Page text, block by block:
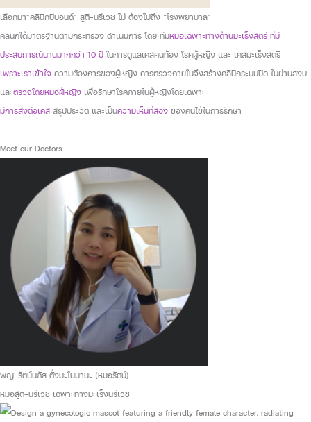
เลือกมา”คลินิกบีบอนด์” สูติ-นรีเวช ไม่ ต้องไปถึง “โรงพยาบาล”
คลินิกได้มาตรฐานตามกระทรวง ดำเนินการ โดย ทีมหมอเฉพาะทางด้านมะเร็งสตรี ที่มี
ประสบการณ์นานมากกว่า 10 ปี ในการดูแลเคสคนท้อง โรคผู้หญิง และ เคสมะเร็งสตรี
เพราะเราเข้าใจ ความต้องการของผู้หญิง การตรวจภายในจึงสร้างคลินิกระบบปิด ในย่านสงบ
และตรวจโดยหมอผ้หญิง เพื่อรักษาโรคภายในผู้หญิงโดยเฉพาะ
มีการส่งต่อเคส สรุปประวัติ และเป็นความเห็นที่สอง ของคนไข้ในการรักษา
Meet our Doctors
พญ. รัตน์นภัส ตั้งมะโนมานะ (หมอรัตน์)
หมอสูติ-นรีเวช เฉพาะทางมะเร็งนรีเวช